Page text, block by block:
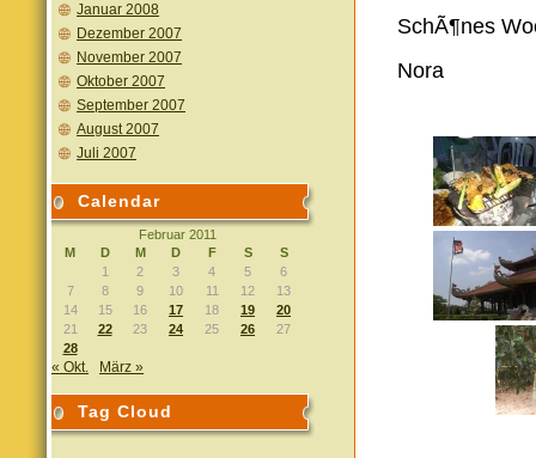
Januar 2008
Dezember 2007
November 2007
Oktober 2007
September 2007
August 2007
Juli 2007
Calendar
Februar 2011
M
D M D F S
S
1
2 3 4 5
6
7
8 9 10 11 12
13
14
15 16 17 18 19
20
21
22 23 24 25 26
27
28
« Okt. März »
Tag Cloud
SchÃ¶nes
Nora